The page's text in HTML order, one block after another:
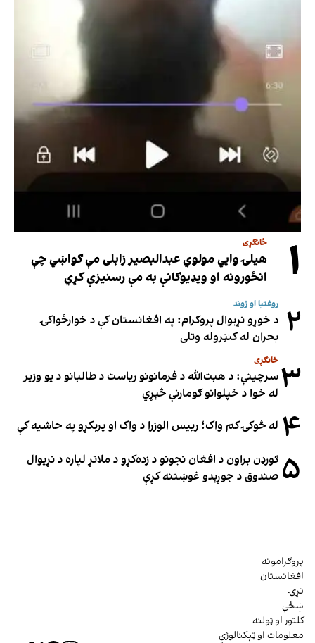
۱ ځانګړی
هیلۍ وایي مولوي عبدالبصیر زابلی مې ګواښي چې
انځورونه او ویډیوګانې به مې رسنیزې کړي
۲ روغتیا او ژوند
د خوړو نړیوال پروګرام: په افغانستان کې د خوارځواکۍ
بحران له کنټروله وتلی
۳ ځانګړی
سرچینې: د هبت‌الله د فرمانونو ریاست د طالبانو د یو وزیر
له خوا د خپلوانو ګومارنې څېړي
۴ له څوکۍ کم واک؛ رییس الوزرا د واک او پرېکړو په حاشیه کې
۵ ګورډن براون د افغان نجونو د زده‌کړو د ملاتړ لپاره د نړیوال
صندوق د جوړېدو غوښتنه کړې
پروګرامونه
افغانستان
نړۍ
ښځې
کلتور او ټولنه
معلومات او ټېکنالوژي